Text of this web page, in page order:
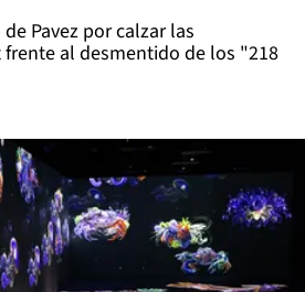
Pavez por calzar las
al desmentido de los "218